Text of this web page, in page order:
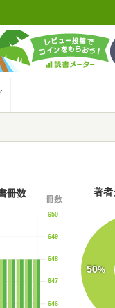
646
647
648
649
650
冊数
冊数
50%
著者